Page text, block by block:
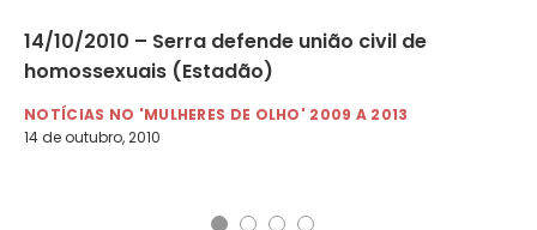
14/10/2010 – Serra defende união civil de
homossexuais (Estadão)
NOTÍCIAS NO 'MULHERES DE OLHO' 2009 A 2013
14 de outubro, 2010